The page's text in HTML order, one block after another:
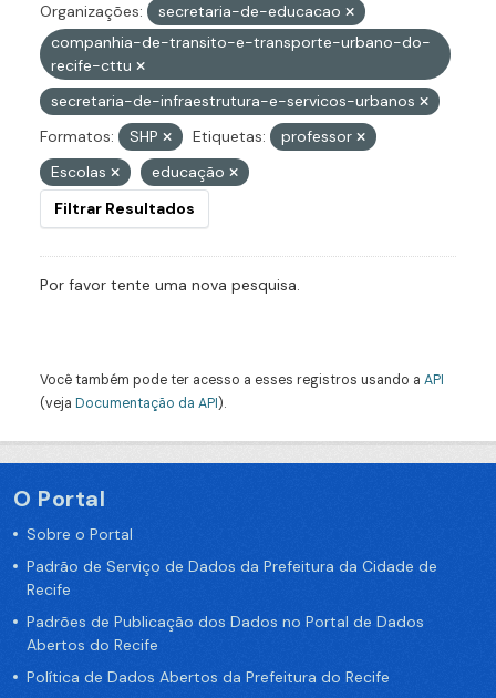
Organizações:
secretaria-de-educacao
companhia-de-transito-e-transporte-urbano-do-
recife-cttu
secretaria-de-infraestrutura-e-servicos-urbanos
Formatos:
SHP Etiquetas:
professor
Escolas
educação
Filtrar Resultados
Por favor tente uma nova pesquisa.
Você também pode ter acesso a esses registros usando a API
(veja Documentação da API).
O Portal
Sobre o Portal
Padrão de Serviço de Dados da Prefeitura da Cidade de
Recife
Padrões de Publicação dos Dados no Portal de Dados
Abertos do Recife
Política de Dados Abertos da Prefeitura do Recife